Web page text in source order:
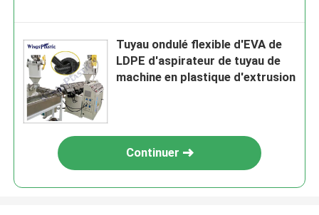
Tuyau ondulé flexible d'EVA de
LDPE d'aspirateur de tuyau de
machine en plastique d'extrusion
Continuer